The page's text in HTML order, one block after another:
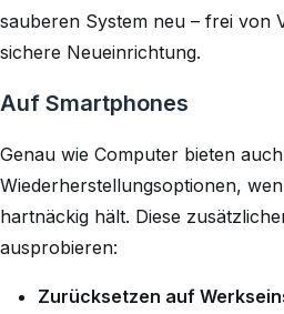
sauberen System neu – frei von
sichere Neueinrichtung.
Auf Smartphones
Genau wie Computer bieten
Wiederherstellungsoptionen,
hartnäckig hält. Diese
ausprobieren:
Zurücksetzen auf